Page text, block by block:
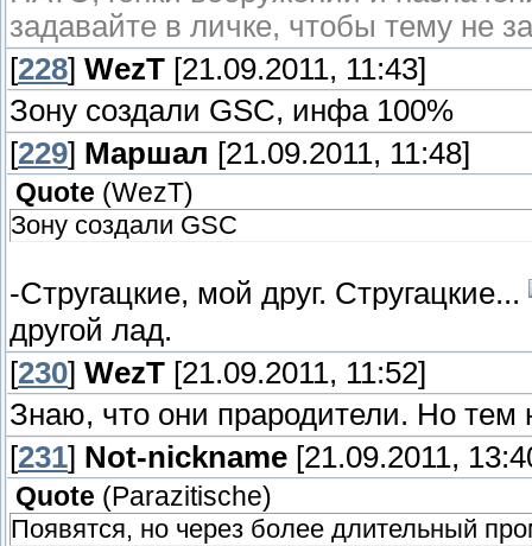
задавайте в личке, чтобы тему не
[228] WezT [21.09.2011, 11:43]
Зону создали GSC, инфа 100%
[229] Маршал [21.09.2011, 11:48]
Quote (WezT)
Зону создали GSC
-Стругацкие, мой друг. Стругацкие...
другой лад.
[230] WezT [21.09.2011, 11:52]
Знаю, что они прародители. Но
[231] Not-nickname [21.09.2011,
Quote ( Parazitische)
Появятся, но через более длительный